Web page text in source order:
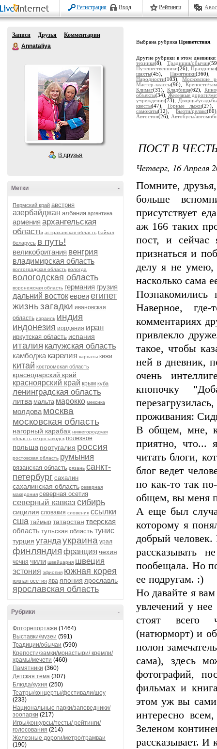
Регистрация Вход Рейтинги
Записи Друзья
Комментарии
Annataliya
В друзья
-
Метки
Пермский край австрия
азербайджан албания аргентина
армения архангельская
область астраханская область байкал
беларусь в путь!
великобритания венгрия
владимирская область
волгоградская область вологда
вологодская область
воронежская область германия грузия
дальний востокевреиегипет
жизньзагадки ивановская
область израиль индия
индонезия иордания иран
иркутская область испания
италия калужская область
камбоджа карелия карпаты кижи
китай костромская область
краснодарский край
красноярский край крым куба
ленинградская область
литва мальта марокко мексика
молдова москва
московская область
нагорный карабах нижегородская
область петрозаводск полезное
польша португалия россия
ростовская область румыния
рязанская область рязань санкт-
петербург сахалин
сахалинская область северная
македония северная осетия
северный кавказ сибирь
сицилия словакия словения ссылки
сша таймыр татарстан тверская
область тульская область тунис
турция угандаукраина урал
финляндия франция чехия
чечня чили швейцария швеция
эстония эфиопия южная корея
южная осетия ява япония ярославль
ярославская область
-
Рубрики
Фоторепортажи (1464)
Выставки/музеи (591)
Традиции/обычаи (590)
Крепости/замки/монастыри/ кремли/
храмы/мечети (460)
Памятники (360)
Детская тема (307)
Блюда/кухня (250)
Театры/концерты/фестивали/шоу
(233)
Национальные парки/заповедники/
зоопарки (217)
Игры/конкурсы/тесты/ рейтинги/
голосования (214)
Железные дороги/метро/трамваи
(190)
Выбрана рубрика Приветствия
Другие рубрики в этом
техника(8), Традиции/обычаи
Путешественники(26), Праздники
шахты(45),Памятники
Народности(103),Московские
Мастер-классы(96), Крепости/
Климат(31), Кладбища(62), Кино
объекты(34), Железные дороги/
учреждения(73), Дворцы/усадьбы
квесты(47), Горные лыжи
самокаты(12),Бьюти/релакс
Автостоп(26), Автобусы/
ПОСТ В
Четверг, 16 Апреля
Помните,
больше
присутствует
аж 166 таких
пост, и сейчас
признаться и
делу я не умею,
насколько сама
Наверное,
комментариях
привлекло
такое, чтобы
ней в дневник,
очень
кнопочку
проживания:
В общем, мне,
приятно, что...
читать блоги,
блог ведет
но как-то так
общем, вы меня
А еще был
которому я
добрый
рассказывать
пообещала. Но
ее подругам. :)
Но давайте я
увлечений у
стоят всего
(натюрморт) и
полон
сама), здесь
фотографий,
фильмах и
этом уж вы сами
интересно
Зеленом
рассказывает. И